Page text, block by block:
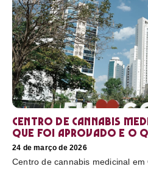
Centro de cannabis
que foi aprovado e o
24 de março de 2026
Centro de cannabis medicinal